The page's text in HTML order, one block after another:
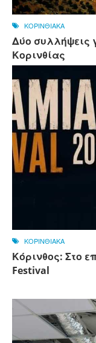
ΚΟΡΙΝΘΙΑΚΑ
Δύο συλλήψεις
Κορινθίας
ΚΟΡΙΝΘΙΑΚΑ
Κόρινθος: Στο
Festival